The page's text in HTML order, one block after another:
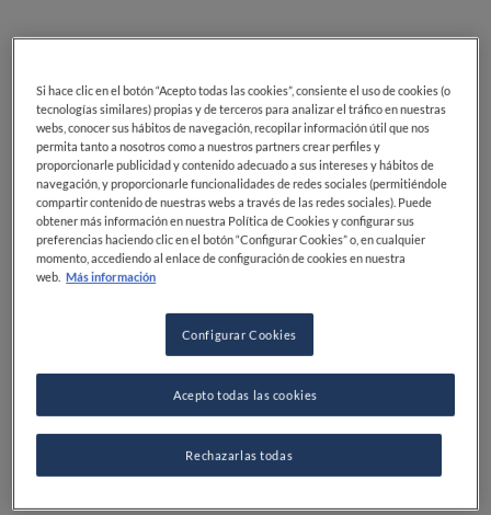
y sabor
Te invitamos a verWhy Waste?conMassimo Bottura
para saber más sobre el desperdicio de alimentos y
cómo hacer cosas increíbles con restos de comida.
No tires la fruta demasiado madura: conviértela en
deliciosos platos con estas recetas de chefs de fama
Dominique CrennyCésar Troisgros
frambuesa, dándole una segunda vida a los restos de
fruta.
Si hace clic en el botón “Acepto todas las cookies”, consiente el uso de cookies (o
tecnologías similares) propias y de terceros para analizar el tráfico en nuestras
webs, conocer sus hábitos de navegación, recopilar información útil que nos
permita tanto a nosotros como a nuestros partners crear perfiles y
proporcionarle publicidad y contenido adecuado a sus intereses y hábitos de
navegación, y proporcionarle funcionalidades de redes sociales (permitiéndole
compartir contenido de nuestras webs a través de las redes sociales). Puede
obtener más información en nuestra Política de Cookies y configurar sus
preferencias haciendo clic en el botón “Configurar Cookies” o, en cualquier
momento, accediendo al enlace de configuración de cookies en nuestra
web. Más información
Configurar Cookies
Rechazarlas todas
Acepto todas las cookies